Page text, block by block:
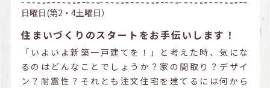
日曜日(第2・4土曜日）
住まいづくりのスタートをお手伝いします！
「いよいよ新築一戸建てを！」と考えた時、気にな
るのはどんなことでしょうか？家の間取り？デザイ
ン？耐震性？それとも注文住宅を建てるには何から